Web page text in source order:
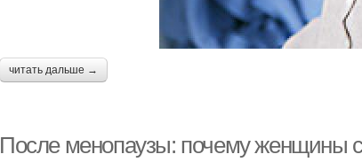
читать дальше →
После менопаузы: почему женщины